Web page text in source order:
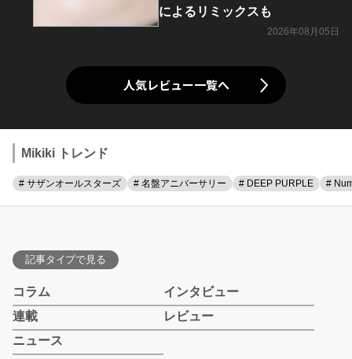
によるリミックスも
2026年08月05日
人気レビュー一覧へ
Mikiki トレンド
# サザンオールスターズ # 名盤アニバーサリー # DEEP PURPLE #
記事タイプで見る
コラム
インタビュー
連載
レビュー
ニュース